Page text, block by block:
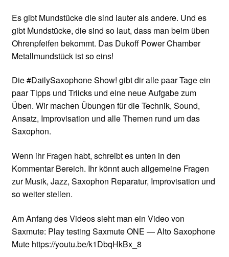
Es gibt Mundstücke die sind lauter als andere. Und es
gibt Mundstücke, die sind so laut, dass man beim üben
Ohrenpfeifen bekommt. Das Dukoff Power Chamber
Metallmundstück ist so eins!
Die #DailySaxophone Show! gibt dir alle paar Tage ein
paar Tipps und Triicks und eine neue Aufgabe zum
Üben. Wir machen Übungen für die Technik, Sound,
Ansatz, Improvisation und alle Themen rund um das
Saxophon.
Wenn ihr Fragen habt, schreibt es unten in den
Kommentar Bereich. Ihr könnt auch allgemeine Fragen
zur Musik, Jazz, Saxophon Reparatur, Improvisation und
so weiter stellen.
Am Anfang des Videos sieht man ein Video von
Saxmute: Play testing Saxmute ONE — Alto Saxophone
Mute https://youtu.be/k1DbqHkBx_8